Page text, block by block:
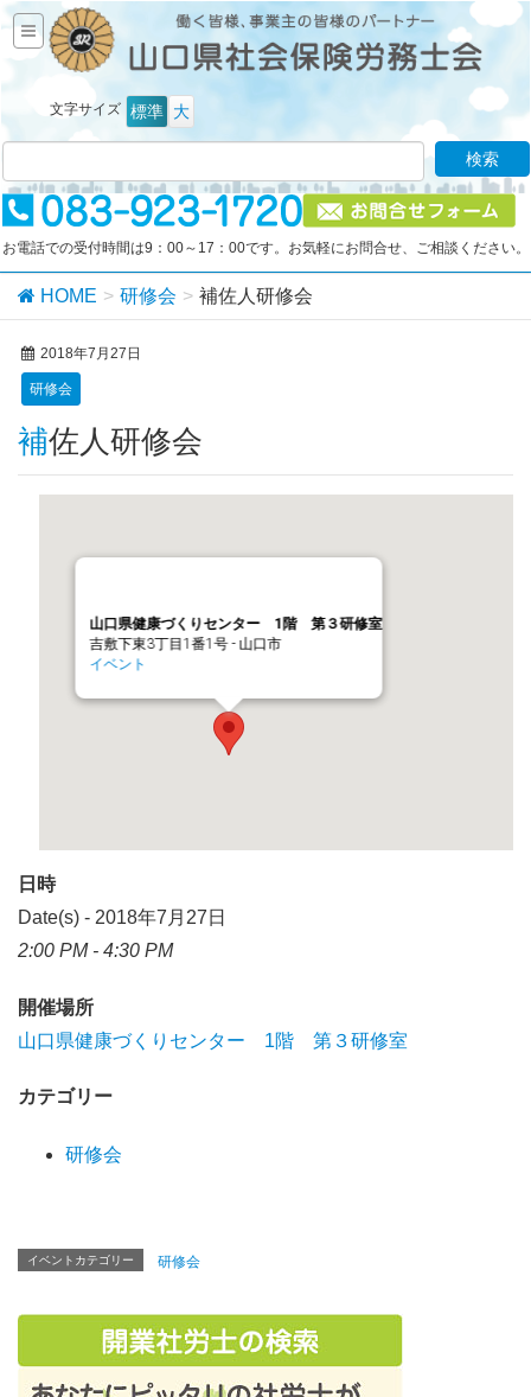
文字サイズ 標準 大
お電話での受付時間は9：00～17：00です。お気軽にお問合せ、ご相談ください。
HOME 研修会 補佐人研修会
2018年7月27日
研修会
補佐人研修会
山口県健康づくりセンター 1階 第３研修室
吉敷下東3丁目1番1号 - 山口市
イベント
日時
Date(s) - 2018年7月27日
2:00 PM - 4:30 PM
開催場所
山口県健康づくりセンター 1階 第３研修室
カテゴリー
研修会
イベントカテゴリー 研修会